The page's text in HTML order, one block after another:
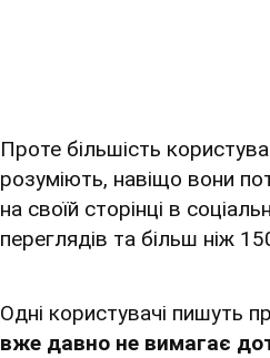
Проте більшість
розуміють, навіщо вони
на своїй сторінці в
переглядів та більш ніж
Одні користувачі пишуть
вже давно не вимагає